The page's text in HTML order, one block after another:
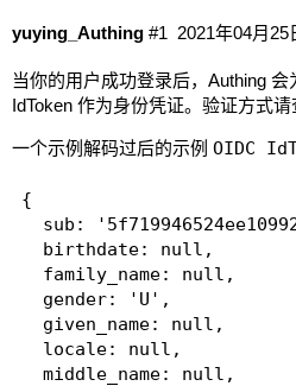
yuying_Authing 2021年04月25
#1
当你的用户成功登录后，Authing
IdToken 作为身份凭证。验证方式请
一个示例解码过后的示例 OIDC
{
sub:
  birthdate: null,
  family_name: null,
  gender: 'U',
  given_name: null,
  locale: null,
  middle_name: null,